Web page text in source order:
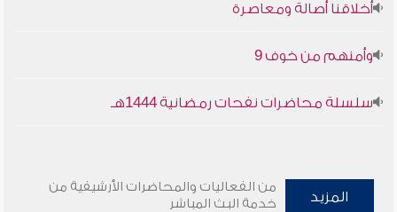
أخلاقنا أصالة ومعاصرة
وأمنهم من خوف 9
سلسلة محاضرات نفحات رمضانية 1444هـ
المزيد
من الفعاليات والمحاضرات الأرشيفية من
خدمة البث المباشر